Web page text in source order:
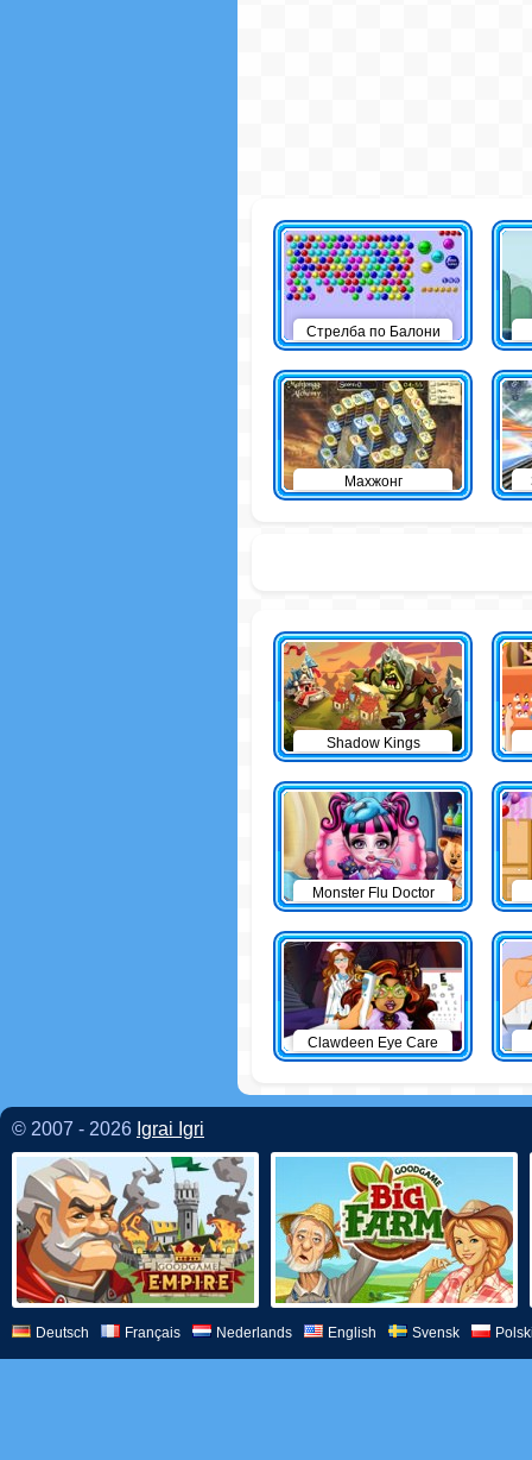
Стрелба по Балони
Махжонг
Shadow Kings
Monster Flu Doctor
Clawdeen Eye Care
© 2007 - 2026 Igrai Igri
Deutsch Français Nederlands English Svensk